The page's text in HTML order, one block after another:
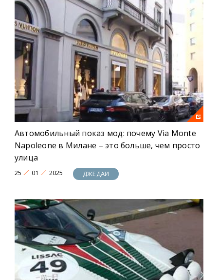
Автомобильный показ мод: почему Via Monte
Napoleone в Милане – это больше, чем просто
улица
25 01 2025 ДЖЕДАИ